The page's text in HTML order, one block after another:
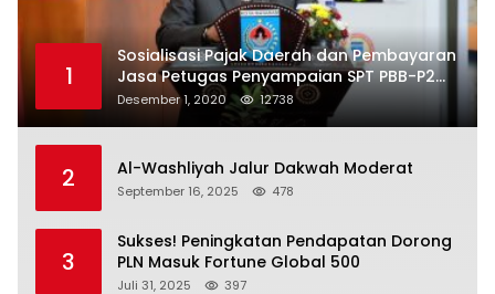
1
Sosialisasi Pajak Daerah dan Pembayaran
Jasa Petugas Penyampaian SPT PBB-P2
Kota Mataram
Desember 1, 2020 12738
2 Al-Washliyah Jalur Dakwah Moderat
September 16, 2025 478
3
Sukses! Peningkatan Pendapatan Dorong
PLN Masuk Fortune Global 500
Juli 31, 2025 397